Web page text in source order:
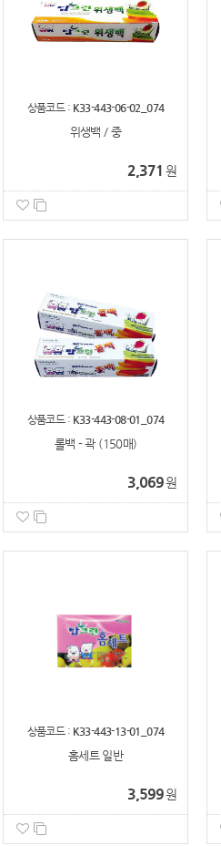
상품코드 : K33-443-06-02_074
위생백 / 중
2,371 원
상품코드 : K33-443-08-01_074
롤백 - 곽 (150매)
3,069원
상품코드 : K33-443-13-01_074
홈세트 일반
3,599원